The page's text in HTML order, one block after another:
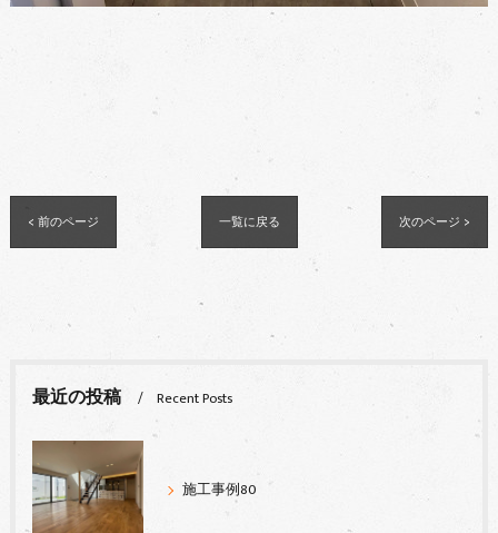
< 前のページ 一覧に戻る 次のページ >
最近の投稿 Recent Posts
施工事例80